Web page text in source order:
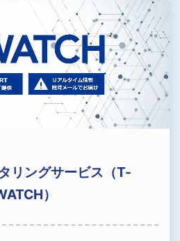
リングサービス（T-
）